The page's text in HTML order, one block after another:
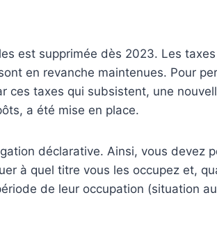
est supprimée dès 2023. Les taxes
en revanche maintenues. Pour
ces taxes qui subsistent, une
a été mise en place.
déclarative. Ainsi, vous devez
à quel titre vous les occupez et,
de leur occupation (situation